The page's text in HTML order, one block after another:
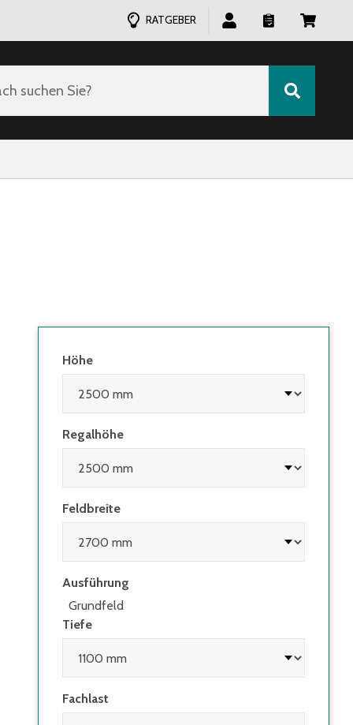
RATGEBER
suchen Sie?
Höhe
Regalhöhe
Feldbreite
Ausführung
Grundfeld
Tiefe
Fachlast